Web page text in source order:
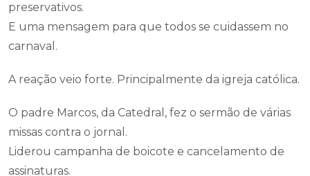
preservativos.
E uma mensagem para que todos se cuidassem no
carnaval.
A reação veio forte. Principalmente da igreja católica.
O padre Marcos, da Catedral, fez o sermão de várias
missas contra o jornal.
Liderou campanha de boicote e cancelamento de
assinaturas.